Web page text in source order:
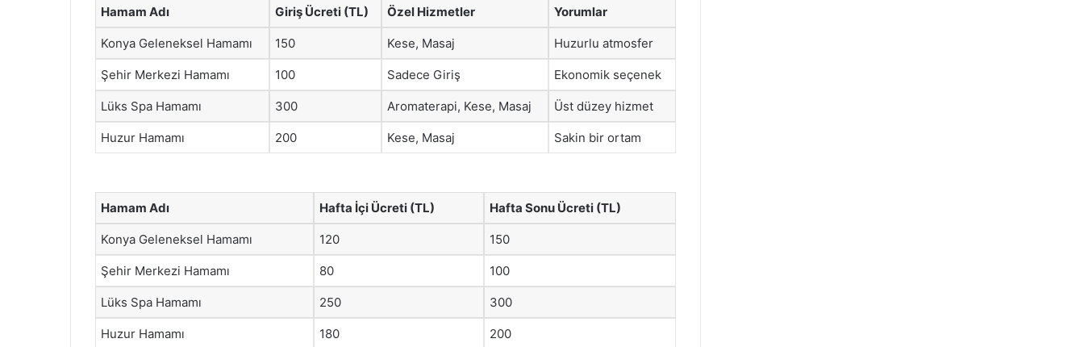
Hamam Adı Giriş Ücreti (TL) Özel Hizmetler Yorumlar
Konya Geleneksel Hamamı 150 Kese, Masaj Huzurlu atmosfer
Şehir Merkezi Hamamı 100 Sadece Giriş Ekonomik seçenek
Lüks Spa Hamamı 300 Aromaterapi, Kese, Masaj Üst düzey hizmet
Huzur Hamamı 200 Kese, Masaj Sakin bir ortam
Hamam Adı Hafta İçi Ücreti (TL) Hafta Sonu Ücreti (TL)
Konya Geleneksel Hamamı 120 150
Şehir Merkezi Hamamı 80 100
Lüks Spa Hamamı 250 300
Huzur Hamamı 180 200